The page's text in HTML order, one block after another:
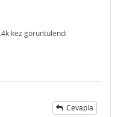
kez görüntülendi
Cevapla